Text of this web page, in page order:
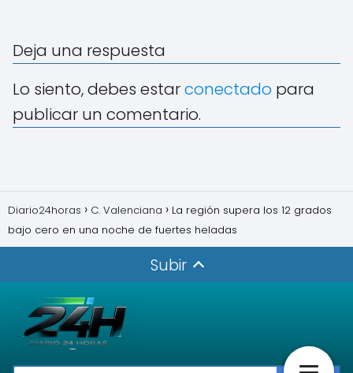
Deja una respuesta
Lo siento, debes estarconectado para
publicar un comentario.
Diario24horas C. Valenciana
La región supera los 12 grados
bajo cero en una noche de fuertes heladas
Subir